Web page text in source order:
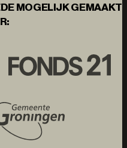
MOGELIJK GEMAAKT